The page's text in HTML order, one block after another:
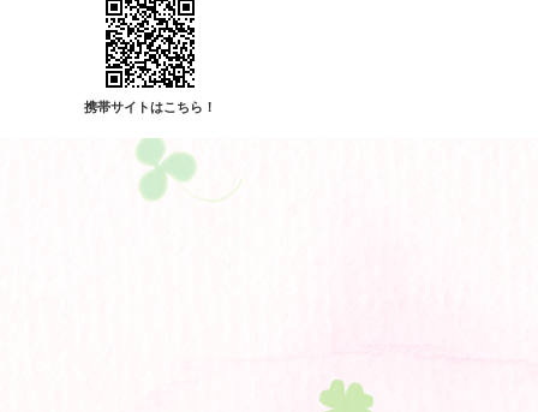
携帯サイトはこちら！